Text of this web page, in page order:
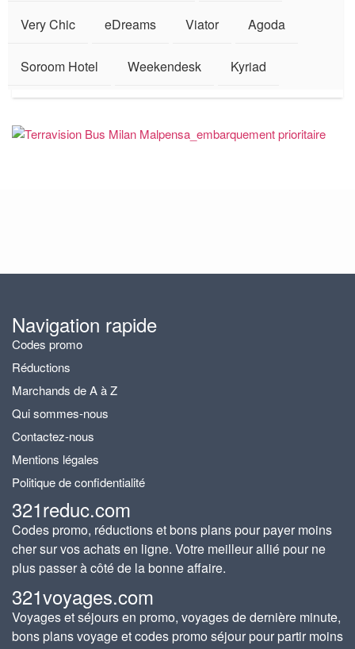
Very Chic eDreams Viator Agoda
Soroom Hotel Weekendesk Kyriad
Navigation rapide
Codes promo
Réductions
Marchands de A à Z
Qui sommes-nous
Contactez-nous
Mentions légales
Politique de confidentialité
321reduc.com
Codes promo, réductions et bons plans pour payer moins
cher sur vos achats en ligne. Votre meilleur allié pour ne
plus passer à côté de la bonne affaire.
321voyages.com
Voyages et séjours en promo, voyages de dernière minute,
bons plans voyage et codes promo séjour pour partir moins